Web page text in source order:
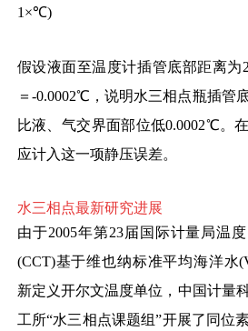
1×℃)
假设液面至温度计插管底部距离为
＝-0.0002℃，说明水三相点瓶插管
比液、气交界面部位低0.0002℃。
应计入这一项静压误差。
水三相点最新研究进展
由于2005年第23届国际计量局温
(CCT)基于维也纳标准平均海洋水
新定义开尔文温度单位，中国计量
工所“水三相点课题组”开展了同位